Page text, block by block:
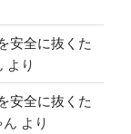
安全に抜くた
より
安全に抜くた
ん より